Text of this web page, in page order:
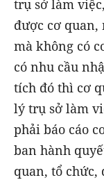
trụ sở làm
được cơ
mà không có
có nhu cầu
tích đó thì cơ
lý trụ sở làm
phải báo cáo
ban hành
quan, tổ